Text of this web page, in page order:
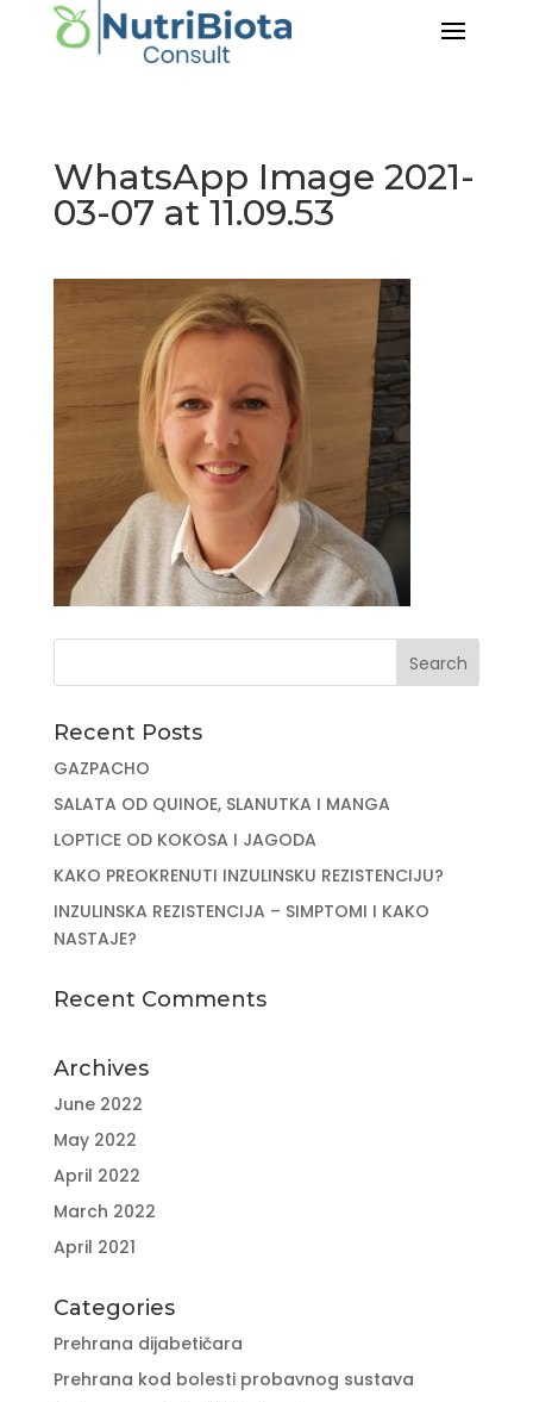
WhatsApp Image 2021-
03-07 at 11.09.53
Recent Posts
GAZPACHO
SALATA OD QUINOE, SLANUTKA I MANGA
LOPTICE OD KOKOSA I JAGODA
KAKO PREOKRENUTI INZULINSKU REZISTENCIJU?
INZULINSKA REZISTENCIJA – SIMPTOMI I KAKO
NASTAJE?
Recent Comments
Archives
June 2022
May 2022
April 2022
March 2022
April 2021
Categories
Prehrana dijabetičara
Prehrana kod bolesti probavnog sustava